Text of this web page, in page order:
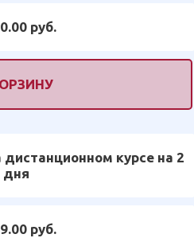
руб.
курсе на 2
дня
руб.